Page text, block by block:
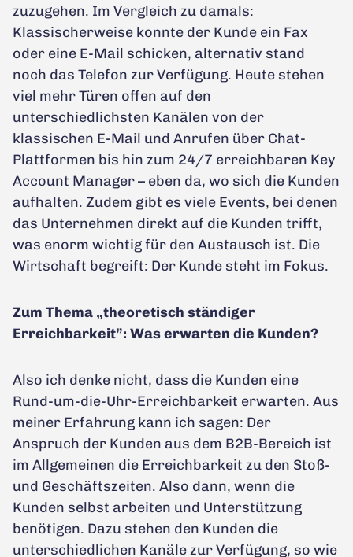
zuzugehen. Im Vergleich zu damals:
Klassischerweise konnte der Kunde ein Fax
oder eine E-Mail schicken, alternativ stand
noch das Telefon zur Verfügung. Heute stehen
viel mehr Türen offen auf den
unterschiedlichsten Kanälen von der
klassischen E-Mail und Anrufen über Chat-
Plattformen bis hin zum 24/7 erreichbaren Key
Account Manager – eben da, wo sich die Kunden
aufhalten. Zudem gibt es viele Events, bei denen
das Unternehmen direkt auf die Kunden trifft,
was enorm wichtig für den Austausch ist. Die
Wirtschaft begreift: Der Kunde steht im Fokus.
Zum Thema „theoretisch ständiger
Erreichbarkeit”: Was erwarten die Kunden?
Also ich denke nicht, dass die Kunden eine
Rund-um-die-Uhr-Erreichbarkeit erwarten. Aus
meiner Erfahrung kann ich sagen: Der
Anspruch der Kunden aus dem B2B-Bereich ist
im Allgemeinen die Erreichbarkeit zu den Stoß-
und Geschäftszeiten. Also dann, wenn die
Kunden selbst arbeiten und Unterstützung
benötigen. Dazu stehen den Kunden die
unterschiedlichen Kanäle zur Verfügung, so wie